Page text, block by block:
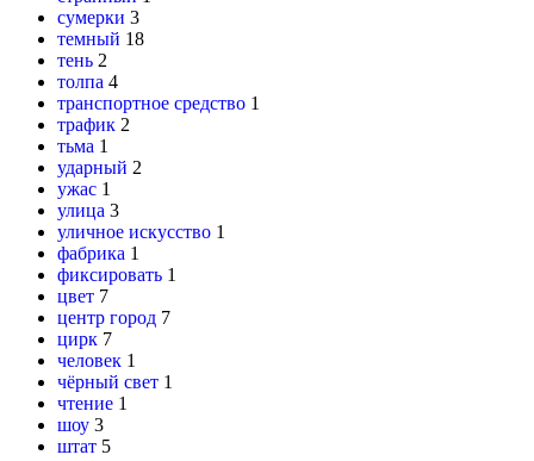
сумерки 3
темный 18
тень 2
толпа 4
транспортное средство 1
трафик 2
тьма 1
ударный 2
ужас 1
улица 3
уличное искусство 1
фабрика 1
фиксировать 1
цвет 7
центр город 7
цирк 7
человек 1
чёрный свет 1
чтение 1
шоу 3
штат 5